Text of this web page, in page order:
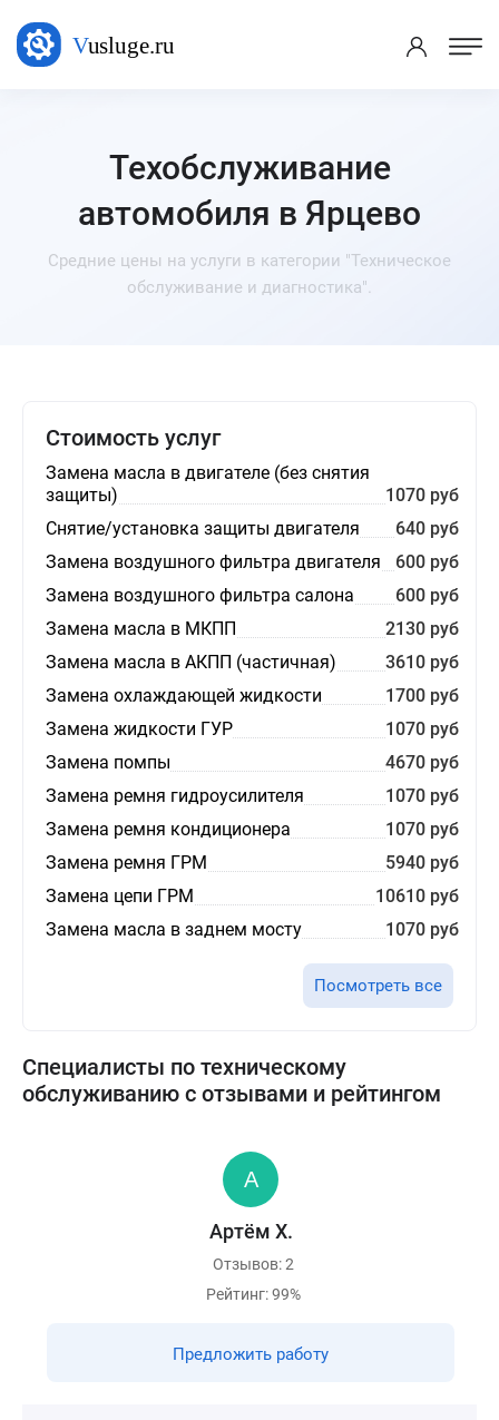
Техобслуживание
автомобиля в Ярцево
Средние цены на услуги в категории "Техническое
обслуживание и диагностика".
Стоимость услуг
Замена масла в двигателе (без снятия
защиты)
1070 руб
Снятие/установка защиты двигателя
640 руб
Замена воздушного фильтра двигателя
600 руб
Замена воздушного фильтра салона
600 руб
Замена масла в МКПП
2130 руб
Замена масла в АКПП (частичная)
3610 руб
Замена охлаждающей жидкости
1700 руб
Замена жидкости ГУР
1070 руб
Замена помпы
4670 руб
Замена ремня гидроусилителя
1070 руб
Замена ремня кондиционера
1070 руб
Замена ремня ГРМ
5940 руб
Замена цепи ГРМ
10610 руб
Замена масла в заднем мосту
1070 руб
Посмотреть все
Специалисты по техническому
обслуживанию с отзывами и рейтингом
Артём Х.
Отзывов: 2
Рейтинг: 99%
Предложить работу